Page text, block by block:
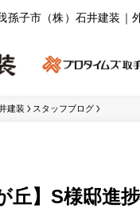
孫⼦市（株）⽯井建装｜
建装 スタッフブログ
丘】S様邸進